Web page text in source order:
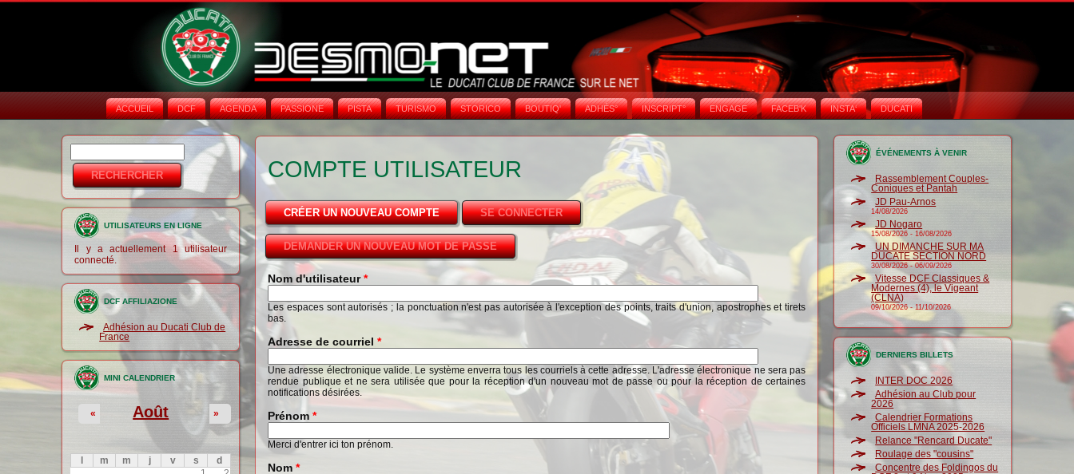
ACCUEIL DCF AGENDA PASSIONE PISTA TURISMO STORICO BOUTIQ' ADHÉS° INSCRIPT° ENGAGE FACEB'K INSTA‘ DUCATI
Formulaire de
recherche
UTILISATEURS EN LIGNE
Il y a actuellement 1 utilisateur
connecté.
DCF AFFILIAZIONE
Adhésion au Ducati Club de
France
MINI CALENDRIER
Août
« »
m m j v s
d
COMPTE UTILISATEUR
CRÉER UN NOUVEAU COMPTE(ONGLET ACTIF)SE CONNECTER
DEMANDER UN NOUVEAU MOT DE PASSE
Nom d'utilisateur*
Les espaces sont autorisés ; la ponctuation n'est pas autorisée à l'exception des points, traits d'union, apostrophes et tirets
bas.
Adresse de courriel*
Une adresse électronique valide. Le système enverra tous les courriels à cette adresse. L'adresse électronique ne sera pas
rendue publique et ne sera utilisée que pour la réception d'un nouveau mot de passe ou pour la réception de certaines
notifications désirées.
Prénom*
Merci d'entrer ici ton prénom.
Nom*
ÉVÉNEMENTS À VENIR
Rassemblement Couples-
Coniques et Pantah
JD Pau-Arnos
14/08/2026
JD Nogaro
15/08/2026 -16/08/2026
UN DIMANCHE SUR MA
DUCATE SECTION NORD
30/08/2026-06/09/2026
Vitesse DCF Classiques &
Modernes (4), le Vigeant
(CLNA)
09/10/2026-11/10/2026
DERNIERS BILLETS
INTER DOC 2026
Adhésion au Club pour
2026
Calendrier Formations
Officiels LMNA 2025-2026
Relance "Rencard Ducate"
Roulage des "cousins"
Concentre des Foldingos du